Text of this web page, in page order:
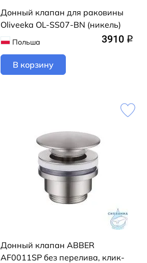
Донный клапан для раковины
Oliveeka OL-SS07-BN (никель)
Польша 3910 q
В корзину
Донный клапан ABBER
AF0011SP без перелива, клик-